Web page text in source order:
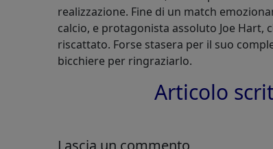
realizzazione. Fine di un match
calcio, e protagonista assoluto Joe Hart,
riscattato. Forse stasera per il suo
bicchiere per ringraziarlo.
Articolo